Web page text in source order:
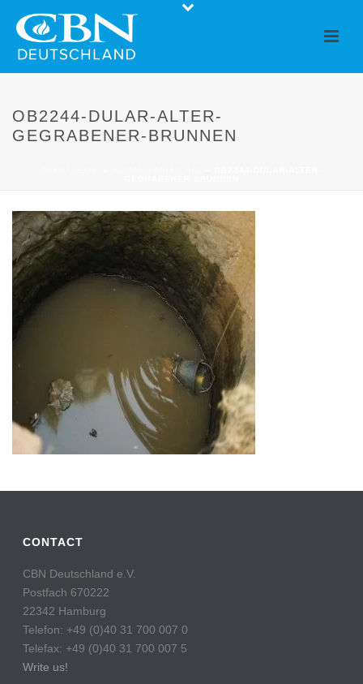
OB2244-DULAR-ALTER-
GEGRABENER-BRUNNEN
CONTACT
CBN Deutschland e.V.
Postfach 670222
22342 Hamburg
Telefon: +49 (0)40 31 700 007 0
Telefax: +49 (0)40 31 700 007 5
Write us!